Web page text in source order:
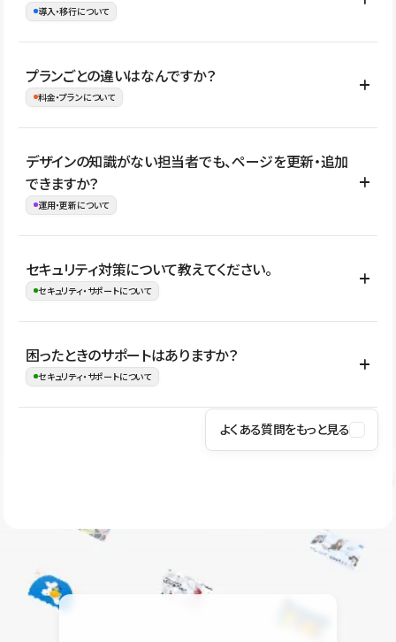
Studio上に再構築する形で移行できます。 WordPressの場合は、
イト全体のデザインや設定がそのまま移行されるわけではないた
め、移行後にページ構成やデザイン、CMS設計、URL・リダイレク
導入・移行について
はい。アクセス規模が大きいサイトや、複数部門での運用、権限管
理、セキュリティ確認、既存システムとの連携など、個別の要件が
ない段階でも、お問い合わせください。
お問合せはこちら
プランごとの違いはなんですか？
料金・プランについて
公開ページ数、バージョン履歴の期間、CMS利用数の上限、権限
管理の有無などがプランごとに異なります。詳しくは料金プランペ
ージをご覧ください。
デザインの知識がない担当者でも、ページを更新・追加
できますか？
運用・更新について
はい。CMSやコンポーネントを活用して更新範囲を設計しておく
ことで、デザインを崩しにくい状態で運用できます。 さらにコン
ながらレイアウトに影響を与えずに更新作業を進めやすくなりま
す。
セキュリティ対策について教えてください。
セキュリティ・サポートについて
Studioでは、公開サイトやサービスを安全に利用できるよう、通信
の暗号化、データ保護、アクセス管理、脆弱性対策など、複数の観
はSSL/TLSによる通信暗号化に対応しており、悪質なスクリプトの
困ったときのサポートはありますか？
セキュリティ・サポートについて
操作方法や機能については、ヘルプセンターでご確認いただけま
ユーザー同士で質問・相談できるコミュニティもご利用ください。
よくある質問をもっと見る